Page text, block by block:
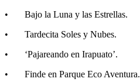
• Bajo la Luna y las Estrellas.
• Tardecita Soles y Nubes.
• ‘Pajareando en Irapuato’.
• Finde en Parque Eco Aventura.